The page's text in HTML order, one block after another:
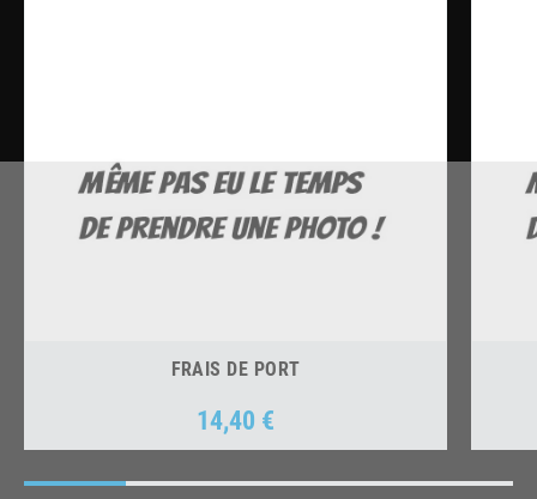
FRAIS DE PORT
Prix
14,40 €